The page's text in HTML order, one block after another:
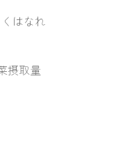
はなれ
摂取量